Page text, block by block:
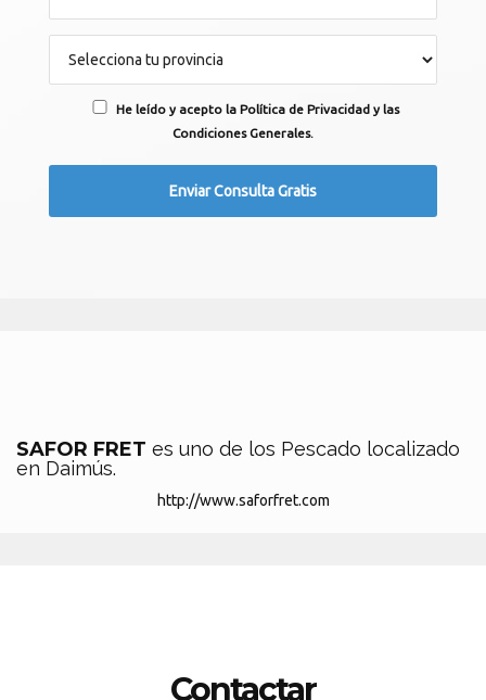
He leído y acepto la Política de Privacidad y las
Condiciones Generales.
SAFOR FRET es uno de los Pescado localizado
en Daimús.
http://www.saforfret.com
Contactar